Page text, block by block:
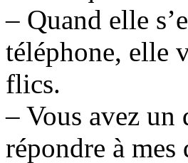
– Quand elle
téléphone, elle
flics.
– Vous avez un
répondre à mes